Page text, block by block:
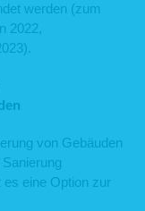
werden (zum
2022,
von Gebäuden
eine Option zur
geschlossen. Zu den
und Steuerberater oder
Daten bemisst sich nach
Sofern Daten zur
sind oder unsererseits ein
besteht, werden die Daten
sind oder Sie von
gemacht haben.